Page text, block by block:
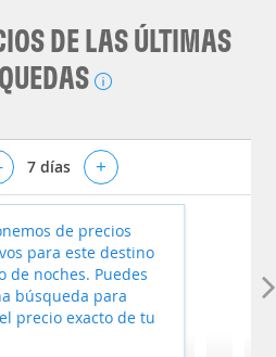
DE LAS ÚLTIMAS
7 días +
de precios
para este destino
de noches. Puedes
búsqueda para
precio exacto de tu